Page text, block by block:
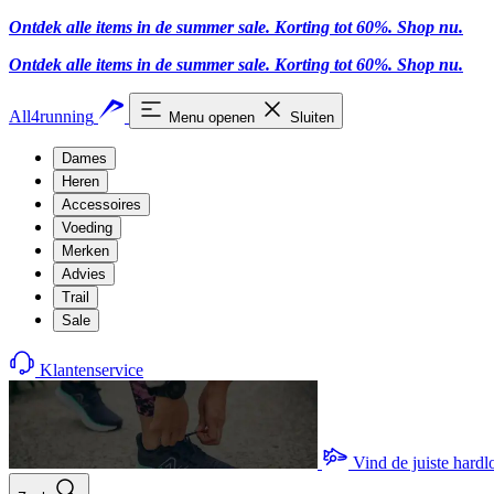
Ontdek alle items in de summer sale. Korting tot 60%. Shop nu.
Ontdek alle items in de summer sale. Korting tot 60%. Shop nu.
All4running Menu openen Sluiten
Dames
Heren
Accessoires
Voeding
Merken
Advies
Trail
Sale
Klantenservice
Vind de juiste